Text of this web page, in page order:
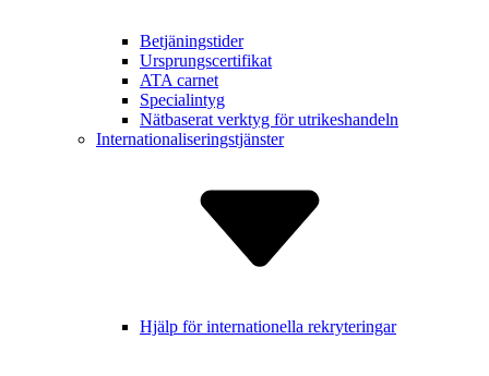
Betjäning­stider
Ursprungs­certifikat
ATA carnet
Specialintyg
Nätbaserat verktyg för utrikes­handeln
Internatio­naliserings­tjänster
Hjälp för inter­nationella rekry­teringar